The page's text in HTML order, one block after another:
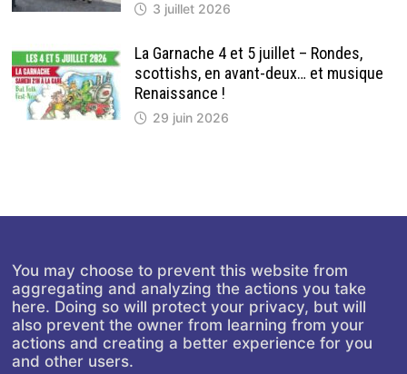
3 juillet 2026
La Garnache 4 et 5 juillet – Rondes,
scottishs, en avant-deux… et musique
Renaissance !
29 juin 2026
You may choose to prevent this website from
aggregating and analyzing the actions you take
here. Doing so will protect your privacy, but will
also prevent the owner from learning from your
actions and creating a better experience for you
and other users.